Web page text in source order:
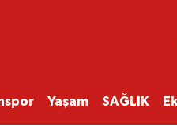
Yaşam SAĞLIK